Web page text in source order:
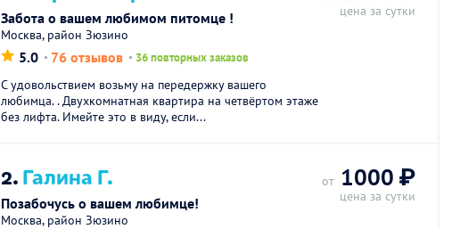
Забота о вашем любимом питомце !
Москва, район Зюзино
5.0 76 отзывов 36 повторных заказов
С удовольствием возьму на передержку вашего
любимца. . Двухкомнатная квартира на четвёртом этаже
без лифта. Имейте это в виду, если...
цена за сутки
2.Галина Г.
Позабочусь о вашем любимце!
Москва, район Зюзино
от 1000 ₽
цена за сутки